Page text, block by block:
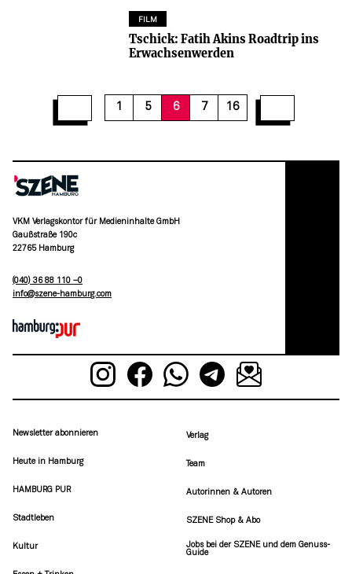
FILM
Tschick: Fatih Akins Roadtrip ins
Erwachsenwerden
1 5 6 7 16
12 1415
VKM Verlagskontor für Medieninhalte GmbH
Gaußstraße 190c
22765 Hamburg
(040) 36 88 110 –0
moc.grubmah-enezs@ofni
Newsletter abonnieren
Heute in Hamburg
HAMBURG PUR
Stadtleben
Kultur
Verlag
Team
Autorinnen & Autoren
SZENE Shop & Abo
Jobs bei der SZENE und dem Genuss-
Guide